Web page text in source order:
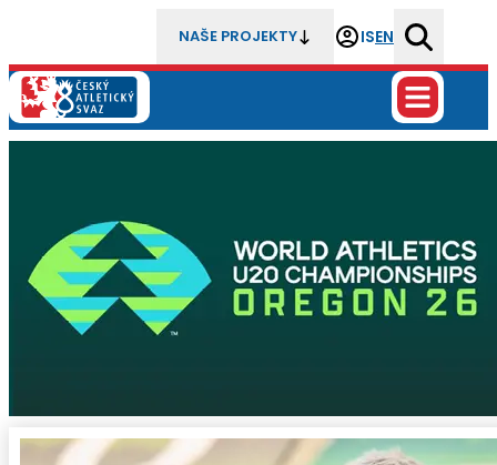
NAŠE PROJEKTY ISEN